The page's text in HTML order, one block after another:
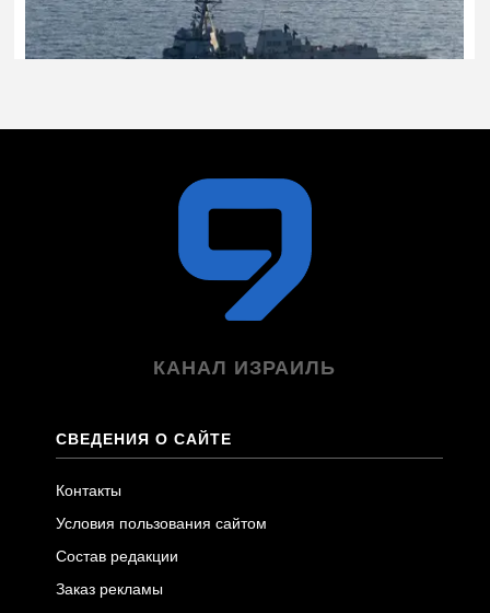
КАНАЛ ИЗРАИЛЬ
СВЕДЕНИЯ О САЙТЕ
Контакты
Условия пользования сайтом
Состав редакции
Заказ рекламы